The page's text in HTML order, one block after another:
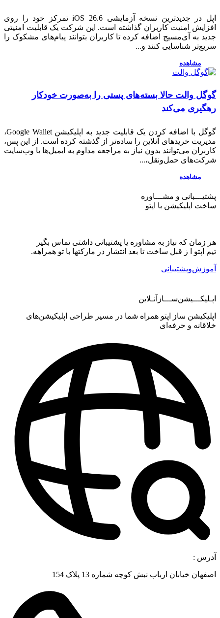
اپل در جدیدترین نسخه آزمایشی iOS 26.6 تمرکز خود را روی
امنیت کاربران گذاشته است. این شرکت یک قابلیت امنیتی
به آی‌مسیج اضافه کرده تا کاربران بتوانند پیام‌های مشکوک را
شناسایی کنند و...
مشاهده
والت حالا بسته‌های پستی را به‌صورت خودکار
می‌کند
گوگل با اضافه کردن یک قابلیت جدید به اپلیکیشن Google Wallet،
خریدهای آنلاین را ساده‌تر از گذشته کرده است. از این پس،
می‌توانند بدون نیاز به مراجعه مداوم به ایمیل‌ها یا وب‌سایت
حمل‌ونقل،...
مشاهده
و مشـــاوره
اپلیکیشنبا اپتو
زمان که نیاز به مشاوره یا پشتیبانی داشتی تماس بگیر
اپتو ا ز قبل ساخت تا بعد انتشار در مارکتها با تو همراهه.
ساز اپتو همراه شما در مسیر طراحی اپلیکیشن‌های
و حرفه‌ای
:
خیابان ارباب نبش کوچه شماره 13 پلاک 154